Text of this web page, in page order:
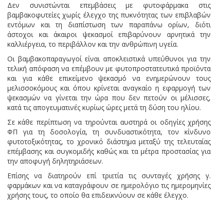
Δεν συνιστώνται επεμβάσεις με φυτοφάρμακα στις
βαμβακοφυτείες χωρίς έλεγχο της πυκνότητας των επιβλαβών
εντόμων και τη διαπίστωση των παραπάνω ορίων, διότι
άστοχοι και άκαιροι ψεκασμοί επιβαρύνουν αρνητικά την
καλλιέργεια, το περιβάλλον και την ανθρώπινη υγεία.
Οι βαμβακοπαραγωγοί είναι αποκλειστικά υπεύθυνοι για την
τελική απόφαση να επέμβουν με φυτοπροστατευτικά προϊόντα
και για κάθε επικείμενο ψεκασμό να ενημερώνουν τους
μελισσοκόμους και όπου κρίνεται αναγκαίο η εφαρμογή των
ψεκασμών να γίνεται την ώρα που δεν πετούν οι μέλισσες,
κατά τις απογευματινές κυρίως ώρες μετά τη δύση του ηλίου.
Σε κάθε περίπτωση να τηρούνται αυστηρά οι οδηγίες χρήσης
ΦΠ για τη δοσολογία, τη συνδυαστικότητα, τον κίνδυνο
φυτοτοξικότητας, το χρονικό διάστημα μεταξύ της τελευταίας
επέμβασης και συγκομιδής καθώς και τα μέτρα προστασίας για
την αποφυγή δηλητηριάσεων.
Επίσης να διατηρούν επί τριετία τις συνταγές χρήσης γ.
φαρμάκων και να καταγράφουν σε ημερολόγιο τις ημερομηνίες
χρήσης τους, το οποίο θα επιδεικνύουν σε κάθε έλεγχο.